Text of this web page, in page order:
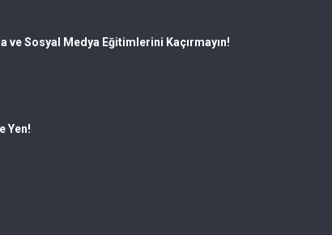
ve Sosyal Medya Eğitimlerini Kaçırmayın!
Yen!